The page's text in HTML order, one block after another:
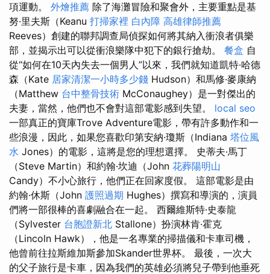
項運動。 外燴推薦 除了海灘冒險和聚會外，主要重點是基
努·里夫斯（Keanu 打掃家裡 白內障 高雄律師推薦
Reeves）創建的聯邦調查局偵探如何將其納入衝浪者俱樂
部，並揭示出可以從衝浪樂隊中犯下的銀行搶劫。 餐盒 自
從“如何在10天內失去一個男人”以來，我們就知道凱特·哈德
森（Kate 居家清潔一小時多少錢 Hudson）和馬修·麥康納
（Matthew 台中整骨技術 McConaughey）是一對傑出的
夫妻，當然，他們也不會對這部電影感到失望。 local seo
一部真正的寶庫Trove Adventure電影，帶有許多動作和一
些浪漫，因此，如果您喜歡印第安納·瓊斯（Indiana 塔位風
水 Jones）的電影，這將是您的理想選擇。 史蒂夫·馬丁
（Steve Martin）和約翰·坎迪（John 花葬陽明山
Candy）不小心旅行，他們正在回家度假。 這部電影是由
約翰·休斯（John 護照過期 Hughes）撰寫和導演的，演員
們將一部很棒的喜劇融合在一起。 西爾維斯特·史泰龍
（Sylvester 台胞證新北 Stallone）扮演林肯·霍克
（Lincoln Hawk），他是一名專業的掃描儀和卡車司機，
他曾前往拉斯維加斯參加Skander世界杯。 最後，一次大
的父子旅行是卡車，因為我們的英雄必須將兒子帶到他垂死